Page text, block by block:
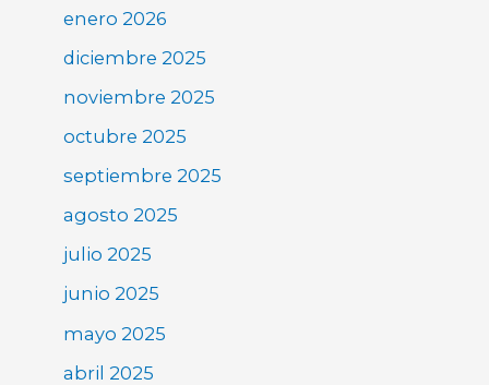
enero 2026
diciembre 2025
noviembre 2025
octubre 2025
septiembre 2025
agosto 2025
julio 2025
junio 2025
mayo 2025
abril 2025